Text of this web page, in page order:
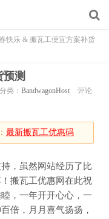
快乐 & 搬瓦工便宜方案补货
测
分类： BandwagonHost
评论
最新搬瓦工优惠码
，虽然网站经历了比
搬瓦工优惠网在此祝
，一年开开心心，一
倍，月月喜气扬扬，